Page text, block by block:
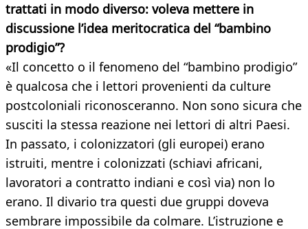
trattati in modo diverso: voleva mettere in
discussione l’idea meritocratica del “bambino
prodigio”?
«Il concetto o il fenomeno del “bambino prodigio”
è qualcosa che i lettori provenienti da culture
postcoloniali riconosceranno. Non sono sicura che
susciti la stessa reazione nei lettori di altri Paesi.
In passato, i colonizzatori (gli europei) erano
istruiti, mentre i colonizzati (schiavi africani,
lavoratori a contratto indiani e così via) non lo
erano. Il divario tra questi due gruppi doveva
sembrare impossibile da colmare. L’istruzione e